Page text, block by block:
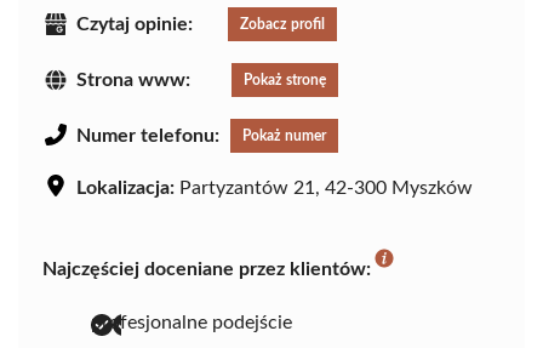
Czytaj opinie: Zobacz profil
Strona www: Pokaż stronę
Numer telefonu: Pokaż numer
Lokalizacja: Partyzantów 21, 42-300 Myszków
Najczęściej doceniane przez klientów:
profesjonalne podejście